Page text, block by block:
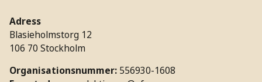
Adress
Blasieholmstorg 12
106 70 Stockholm
Organisationsnummer: 556930-1608